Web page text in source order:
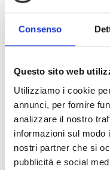
Consenso
Questo sito web
Utilizziamo i cookie
annunci, per fornire
analizzare il nostro
informazioni sul
nostri partner che si
pubblicità e social